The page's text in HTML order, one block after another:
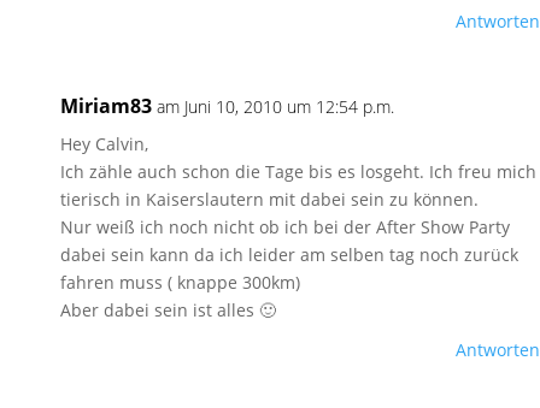
Antworten
Miriam83 am Juni 10, 2010 um 12:54 p.m.
Hey Calvin,
Ich zähle auch schon die Tage bis es losgeht. Ich freu mich
tierisch in Kaiserslautern mit dabei sein zu können.
Nur weiß ich noch nicht ob ich bei der After Show Party
dabei sein kann da ich leider am selben tag noch zurück
fahren muss ( knappe 300km)
Aber dabei sein ist alles 🙂
Antworten